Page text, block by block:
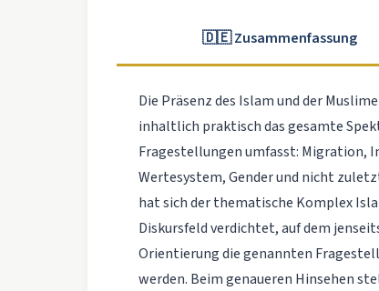
🇩🇪 Zusammenfassung
Die Präsenz des Islam und der
inhaltlich praktisch das gesamte
Fragestellungen umfasst: Migration,
Wertesystem, Gender und nicht
hat sich der thematische Komplex
Diskursfeld verdichtet, auf dem
Orientierung die genannten
werden. Beim genaueren Hinsehen